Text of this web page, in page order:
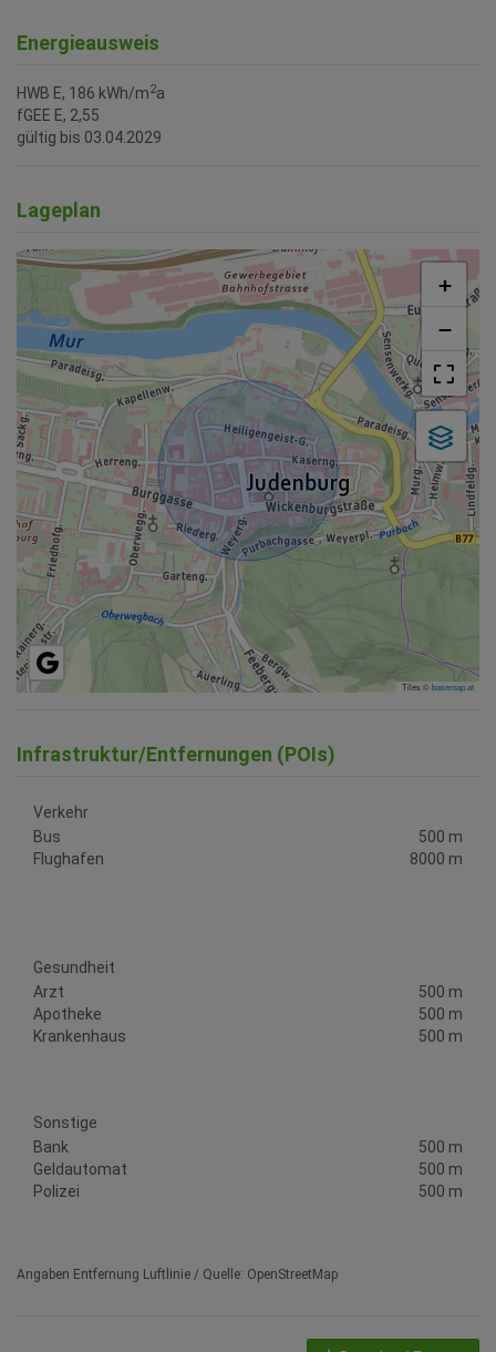
Energieausweis
HWB E, 186 kWh/m2a
fGEE E, 2,55
gültig bis 03.04.2029
Lageplan
+
−
Tiles ©basemap.at
Infrastruktur/Entfernungen (POIs)
Verkehr
Bus
500 m
Flughafen
8000 m
Gesundheit
Arzt
500 m
Apotheke
500 m
Krankenhaus
500 m
Sonstige
Bank
500 m
Geldautomat
500 m
Polizei
500 m
Angaben Entfernung Luftlinie / Quelle: OpenStreetMap